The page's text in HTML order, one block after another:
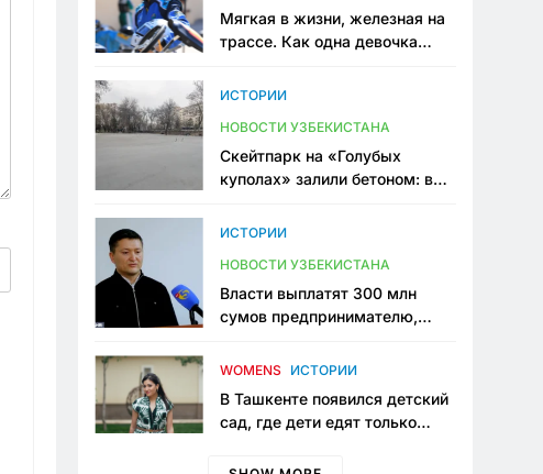
Мягкая в жизни, железная на
трассе. Как одна девочка
Узбекистане
ИСТОРИИ
НОВОСТИ УЗБЕКИСТАНА
Скейтпарк на «Голубых
куполах» залили бетоном: в
одно общественное
ИСТОРИИ
НОВОСТИ УЗБЕКИСТАНА
Власти выплатят 300 млн
сумов предпринимателю,
тюрьме по незаконному
WOMENS ИСТОРИИ
В Ташкенте появился детский
сад, где дети едят только
мама, которая устала просить